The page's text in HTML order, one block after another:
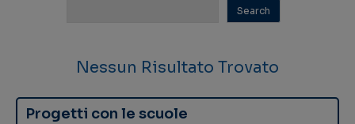
Nessun Risultato Trovato
Progetti con le scuole